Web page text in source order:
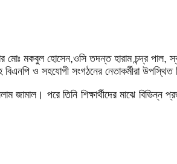
মকবুল হোসেন,ওসি তদন্ত হারাম চন্দ্র পাল,
বিএনপি ও সহযোগী সংগঠনের নেতাকর্মীরা উপস্থিত
জামাল। পরে তিনি শিক্ষার্থীদের মাঝে বিভিন্ন